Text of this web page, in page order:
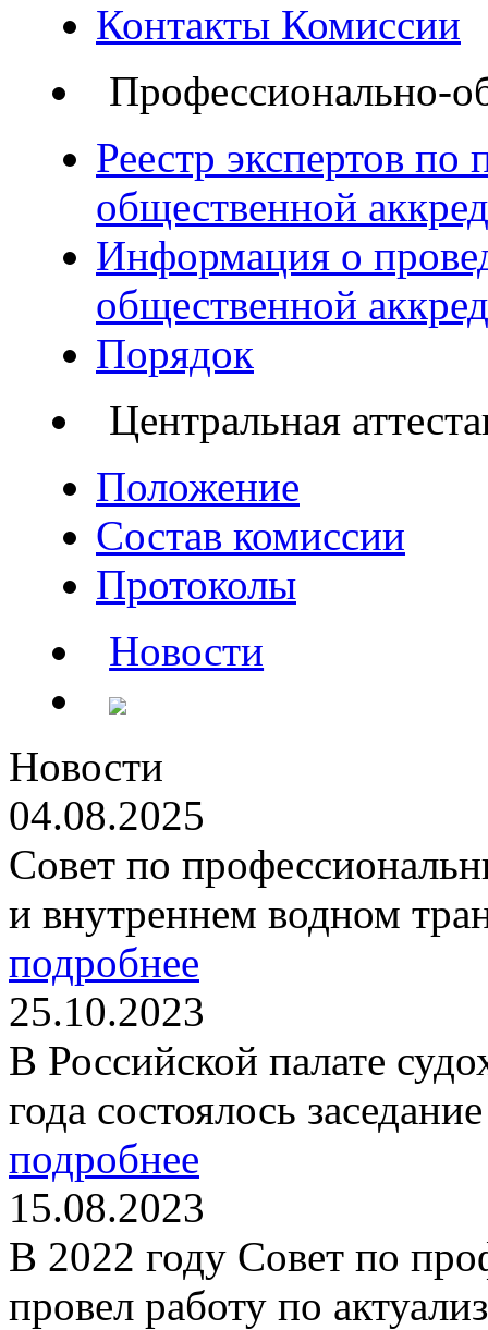
Контакты Комиссии
Профессионально-
Реестр экспертов по
общественной
Информация о
общественной
Порядок
Центральная
Положение
Состав комиссии
Протоколы
Новости
Новости
04.08.2025
Совет по
и внутреннем водном
подробнее
25.10.2023
В Российской палате
года состоялось
подробнее
15.08.2023
В 2022 году Совет по
провел работу по